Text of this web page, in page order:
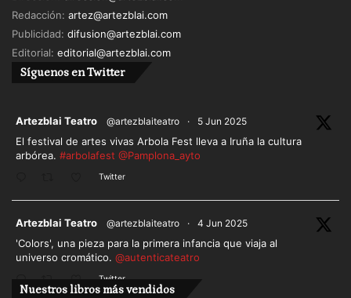
Espinosa(diseño de vestuario),
Novoa(composición musical y coach
vocal), Benigno Moreno(diseño de sonido),
Martí Lluch
Redacción: artez@artezblai.com
Publicidad: difusion@artezblai.com
Editorial: editorial@artezblai.com
Síguenos en Twitter
Artezblai Teatro @artezblaiteatro · 5 Jun 2025
El festival de artes vivas Arbola Fest lleva a Iruña la cultura
arbórea. #arbolafest @Pamplona_ayto
Twitter
Artezblai Teatro @artezblaiteatro · 4 Jun 2025
'Colors', una pieza para la primera infancia que viaja al
universo cromático. @autenticateatro
Twitter
Nuestros libros más vendidos